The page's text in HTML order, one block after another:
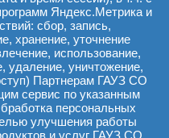
помощь порядка
пациентов, нуждающихся в
на сердце и
сосудах, в том
новорожденные с
врождёнными
В общей сложности
детских отделения СОКБ
были оснащены
и
Яндекс.Метрика и
сбор, запись,
хранение, уточнение
использование,
удаление, уничтожение,
Партнерам ГАУЗ СО
сервис по указанным
персональных
улучшения работы
и услуг ГАУЗ СО